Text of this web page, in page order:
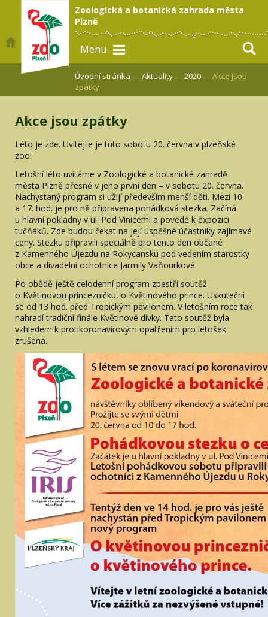
Zoologická a botanická zahrada města
Plzně
Menu
Úvodní stránka —Aktuality—2020— Akce jsou
zpátky
Akce jsou zpátky
Léto je zde. Uvítejte je tuto sobotu 20. června v plzeňské
zoo!
Letošní léto uvítáme v Zoologické a botanické zahradě
města Plzně přesně v jeho první den – v sobotu 20. června.
Nachystaný program si užijí především menší děti. Mezi 10.
a 17. hod. je pro ně připravena pohádková stezka. Začíná
u hlavní pokladny v ul. Pod Vinicemi a povede k expozici
tučňáků. Zde budou čekat na její úspěšné účastníky zajímavé
ceny. Stezku připravili speciálně pro tento den občané
z Kamenného Újezdu na Rokycansku pod vedením starostky
obce a divadelní ochotnice Jarmily Vaňourkové.
Po obědě ještě celodenní program zpestří soutěž
o Květinovou princezničku, o Květinového prince. Uskuteční
se od 13 hod. před Tropickým pavilonem. V letošním roce tak
nahradí tradiční finále Květinové dívky. Tato soutěž byla
vzhledem k protikoronavirovým opatřením pro letošek
zrušena.